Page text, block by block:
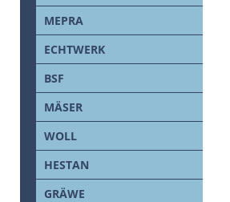
MEPRA
ECHTWERK
BSF
MÄSER
WOLL
HESTAN
GRÄWE